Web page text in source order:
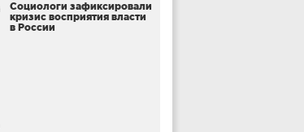
Социологи зафиксировали
кризис восприятия власти
в России